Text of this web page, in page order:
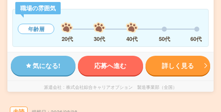
職場の雰囲気
年齢層
20代
30代 40代 50代 60代
気になる! 応募へ進む 詳しく見る
派遣会社 株式会社綜合キャリアオプション 製造事業部（全国）